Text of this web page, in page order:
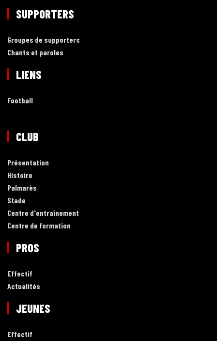
SUPPORTERS
Groupes de supporters
Chants et paroles
LIENS
Football
CLUB
Présentation
Histoire
Palmarès
Stade
Centre d'entraînement
Centre de formation
PROS
Effectif
Actualités
JEUNES
Effectif